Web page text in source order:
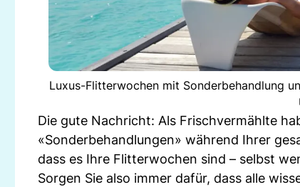
Luxus-Flitterwochen mit Sonderbehandlung
Die gute Nachricht: Als Frischvermählte
«Sonderbehandlungen» während Ihrer
dass es Ihre Flitterwochen sind – selbst
Sorgen Sie also immer dafür, dass alle